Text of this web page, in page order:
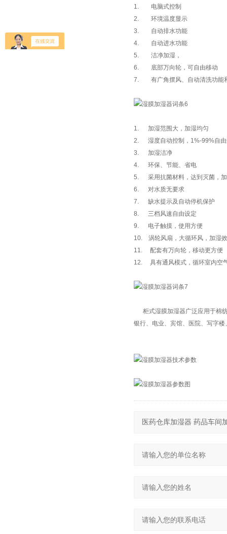
1. 电脑式控制
2. 环境温度显示
3. 自动排水功能
4. 自动进水功能
5. 洁净加湿，
6. 底部万向轮，可自由移动
7. 有广角摆风、自动清洗功能
1. 加湿范围大，加湿均匀
2. 湿度自动控制，1%-99%自由
3. 加湿洁净
4. 环保、节能、省电
5. 采用抗菌材料，达到灭菌，加
6. 对水质无要求
7. 缺水提示及自动停机保护
8. 三档风速自由设定
9. 电子触摸，使用方便
10. 涡轮风扇，大循环风，加湿
11. 配套有万向轮，移动更方便
12. 具有通风模式，循环室内空
柜式湿膜加湿器广泛应用于棉纺
银行、电业、宾馆、医院、写字